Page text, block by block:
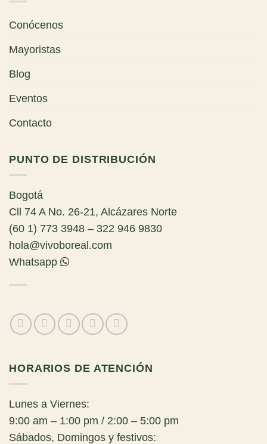
Conócenos
Mayoristas
Blog
Eventos
Contacto
PUNTO DE DISTRIBUCIÓN
Bogotá
Cll 74 A No. 26-21, Alcázares Norte
(60 1) 773 3948 – 322 946 9830
hola@vivoboreal.com
Whatsapp
HORARIOS DE ATENCIÓN
Lunes a Viernes:
9:00 am – 1:00 pm / 2:00 – 5:00 pm
Sábados, Domingos y festivos: